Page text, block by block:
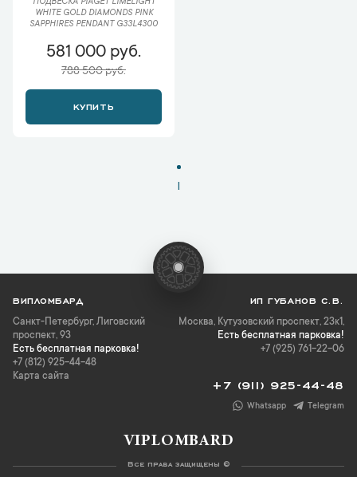
ПОДВЕСКА PIAGET LIMELIGHT
WHITE GOLD DIAMONDS PINK
SAPPHIRES PENDANT G33L4300
581 000 руб.
788 500 руб.
КУПИТЬ
1
ВИПЛОМБАРД
Санкт-Петербург, Лиговский
проспект, 93
Есть бесплатная парковка!
+7 (812) 925-44-48
Карта сайта
ИП ГУБАНОВ С.В.
Москва, Кутузовский проспект, 23к1,
Есть бесплатная парковка!
+7 (925) 761-22-06
+7 (911) 925-44-48
Whatsapp Telegram
VIPLOMBARD
Все права защищены ©